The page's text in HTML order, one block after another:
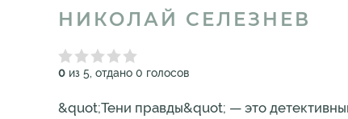
НИКОЛАЙ СЕЛЕЗНЕВ
0 из 5, отдано 0 голосов
&quot;Тени правды&quot; — это